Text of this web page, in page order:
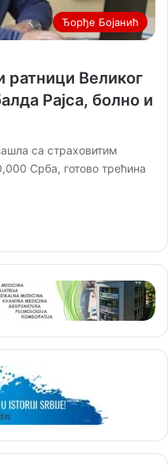
Ђорђе Бојанић
ратници Великог
Рајса, болно и
са страховитим
Срба, готово трећина